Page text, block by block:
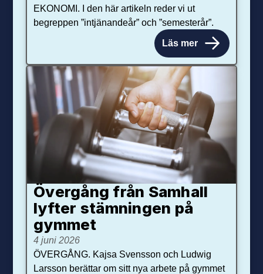
EKONOMI. I den här artikeln reder vi ut
begreppen ”intjänandeår” och ”semesterår”.
Läs mer
Övergång från Samhall
lyfter stämningen på
gymmet
4 juni 2026
ÖVERGÅNG. Kajsa Svensson och Ludwig
Larsson berättar om sitt nya arbete på gymmet